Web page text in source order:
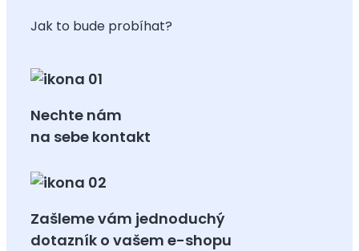
Jak to bude probíhat?
Nechte nám
na sebe kontakt
Zašleme vám jednoduchý
dotazník o vašem e-shopu